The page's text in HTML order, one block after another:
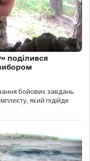
поділився
бойових завдань
який підійде